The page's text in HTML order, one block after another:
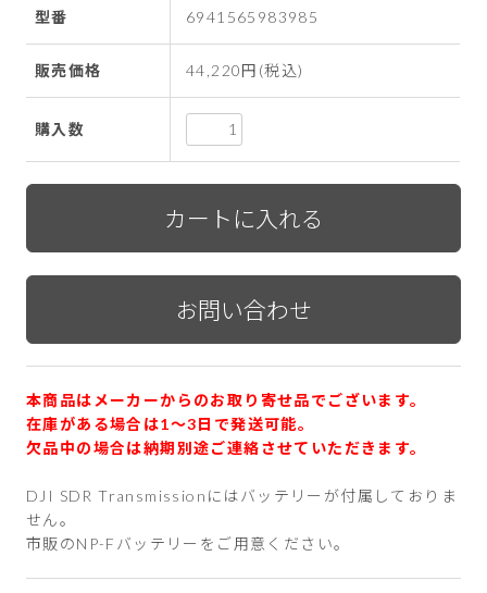
型番 6941565983985
販売価格 44,220円(税込)
購入数
本商品はメーカーからのお取り寄せ品でございます。
在庫がある場合は1〜3日で発送可能。
欠品中の場合は納期別途ご連絡させていただきます。
DJI SDR Transmissionにはバッテリーが付属しておりま
せん。
市販のNP-Fバッテリーをご用意ください。